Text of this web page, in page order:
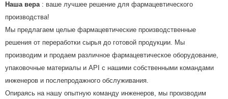
Наша вера: ваше лучшее решение для фармацевтического
производства!
Мы предлагаем целые фармацевтические производственные
решения от переработки сырья до готовой продукции. Мы
производим и продаем различное фармацевтическое оборудование,
упаковочные материалы и API с нашими собственными командами
инженеров и послепродажного обслуживания.
Опираясь на нашу опытную команду инженеров, мы производим